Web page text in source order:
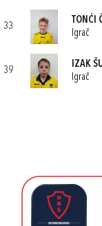
33
TONĆI
Igrač
39
IZAK
Igrač